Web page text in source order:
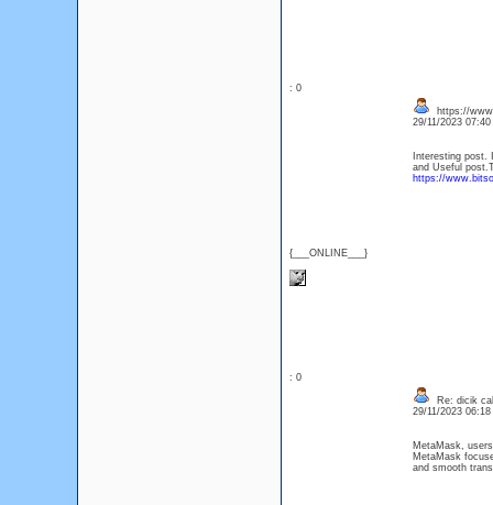
: 0
{___ONLINE___}
https://
29/11/2023
Interesting
and Useful
https://
: 0
Re: dicik
29/11/2023
MetaMask,
MetaMask
and smooth